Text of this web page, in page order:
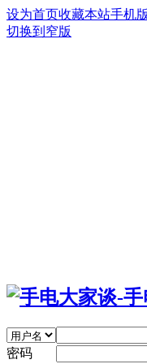
设为首页收藏本站手机版
切换到窄版
密码